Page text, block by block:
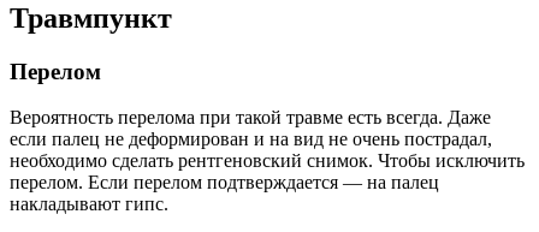
Травмпункт
Перелом
Вероятность перелома при такой травме есть всегда. Даже
если палец не деформирован и на вид не очень пострадал,
необходимо сделать рентгеновский снимок. Чтобы исключить
перелом. Если перелом подтверждается — на палец
накладывают гипс.